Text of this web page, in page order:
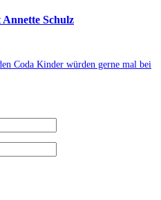
Schulz
Coda Kinder würden gerne mal bei